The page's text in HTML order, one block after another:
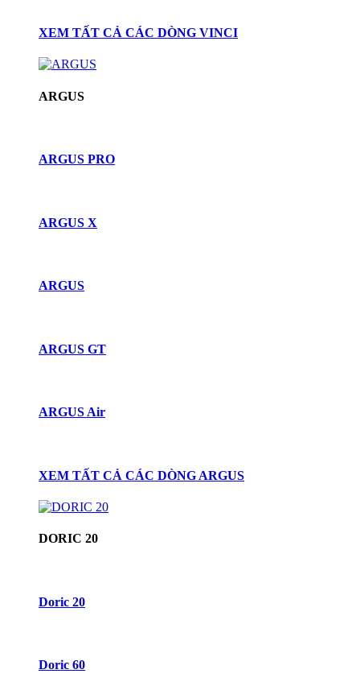
XEM TẤT CẢ CÁC DÒNG VINCI
ARGUS
ARGUS PRO
ARGUS X
ARGUS
ARGUS GT
ARGUS Air
XEM TẤT CẢ CÁC DÒNG ARGUS
DORIC 20
Doric 20
Doric 60